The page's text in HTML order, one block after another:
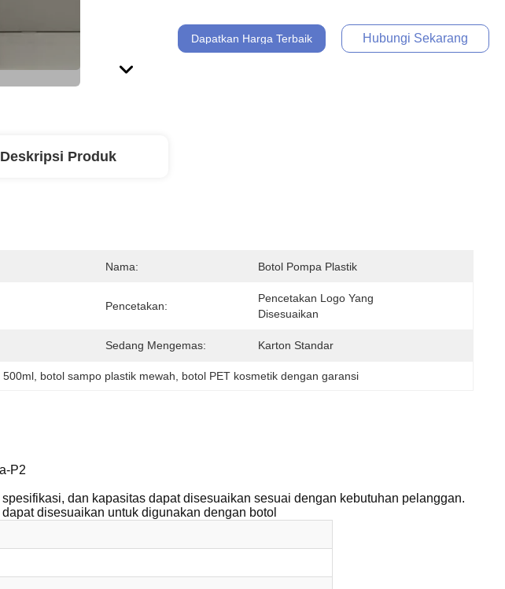
Dapatkan Harga Terbaik Hubungi Sekarang
Deskripsi Produk
Nama: Botol Pompa Plastik
Pencetakan:
Pencetakan Logo Yang
Disesuaikan
Sedang Mengemas: Karton Standar
500ml, botol sampo plastik mewah botol PET kosmetik dengan garansi
P2
dan kapasitas dapat disesuaikan sesuai dengan kebutuhan pelanggan.
disesuaikan untuk digunakan dengan botol